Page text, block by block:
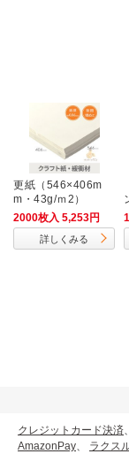
更紙（546×406m
m・43g/ｍ2）
2000枚入 5,253円
詳しくみる
クレジットカード決済
AmazonPay
ラクス